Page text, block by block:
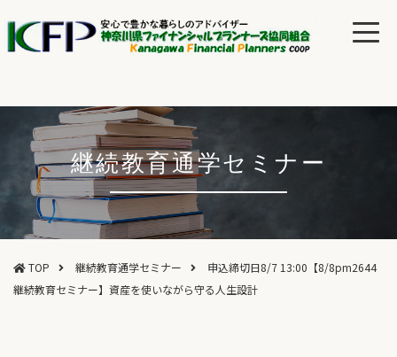
継続教育通学セミナー
TOP 継続教育通学セミナー
申込締切日8/7 13:00【8/8pm2644
継続教育セミナー】資産を使いながら守る人生設計